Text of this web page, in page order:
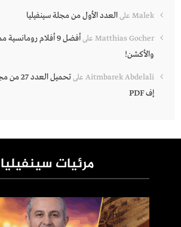
Malek علىالعدد الأول من مجلة سينفيليا
Matthias Gocher على
أفضل 9 أفلام
والأكشن!
Aitmbarek Abdelali على
تحميل
إف PDF
مرئيات سينفيليا